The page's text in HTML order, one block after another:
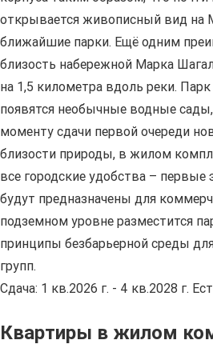
открывается живописный вид на
ближайшие парки. Ещё одним
близость набережной Марка
на 1,5 километра вдоль реки.
появятся необычные водные
моменту сдачи первой очереди
близости природы, в жилом
все городские удобства –
будут предназначены для
подземном уровне разместится
принципы безбарьерной среды
групп.
Сдача: 1 кв.2026 г. - 4 кв.2028 г.
Квартиры в жилом